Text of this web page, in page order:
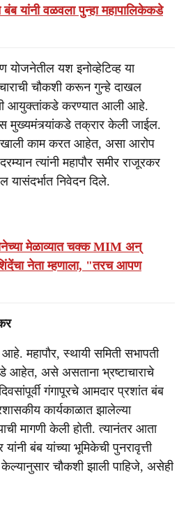
यांनी वळवला पुन्हा महापालिकेकडे
योजनेतील यश इनोव्हेटिव्ह या
चौकशी करून गुन्हे दाखल
आयुक्तांकडे करण्यात आली आहे.
मुख्यमंत्र्यांकडे तक्रार केली जाईल.
काम करत आहेत, असा आरोप
त्यांनी महापौर समीर राजूरकर
यासंदर्भात निवेदन दिले.
मेळाव्यात चक्क MIM अन्
नेता म्हणाला, "तरच आपण
महापौर, स्थायी समिती सभापती
आहेत, असे असताना भ्रष्टाचाराचे
गंगापूरचे आमदार प्रशांत बंब
कार्यकाळात झालेल्या
मागणी केली होती. त्यानंतर आता
बंब यांच्या भूमिकेची पुनरावृत्ती
चौकशी झाली पाहिजे, असेही